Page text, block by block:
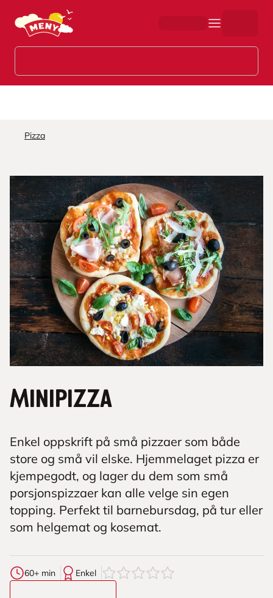
Hopp til hovedinnhold
Pizza
Minipizza
Enkel oppskrift på små pizzaer som både
store og små vil elske. Hjemmelaget pizza er
kjempegodt, og lager du dem som små
porsjonspizzaer kan alle velge sin egen
topping. Perfekt til barnebursdag, på tur eller
som helgemat og kosemat.
60+ min Enkel 0av5stjerner